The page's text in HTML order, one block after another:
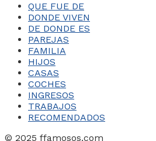
QUE FUE DE
DONDE VIVEN
DE DONDE ES
PAREJAS
FAMILIA
HIJOS
CASAS
COCHES
INGRESOS
TRABAJOS
RECOMENDADOS
© 2025 ffamosos.com